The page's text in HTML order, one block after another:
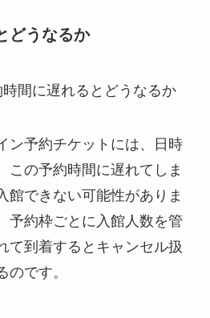
どうなるか
ン予約チケットには、日時
この予約時間に遅れてしま
館できない可能性がありま
予約枠ごとに入館人数を管
て到着するとキャンセル扱
のです。